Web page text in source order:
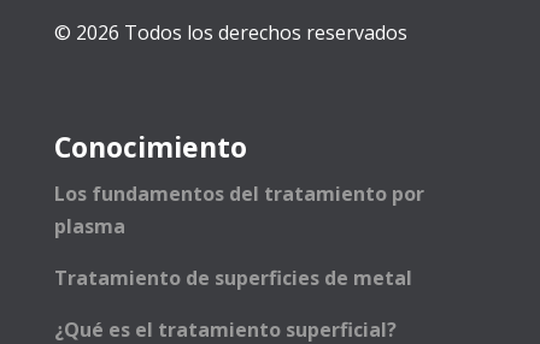
© 2026 Todos los derechos reservados
Conocimiento
Los fundamentos del tratamiento por
plasma
Tratamiento de superficies de metal
¿Qué es el tratamiento superficial?